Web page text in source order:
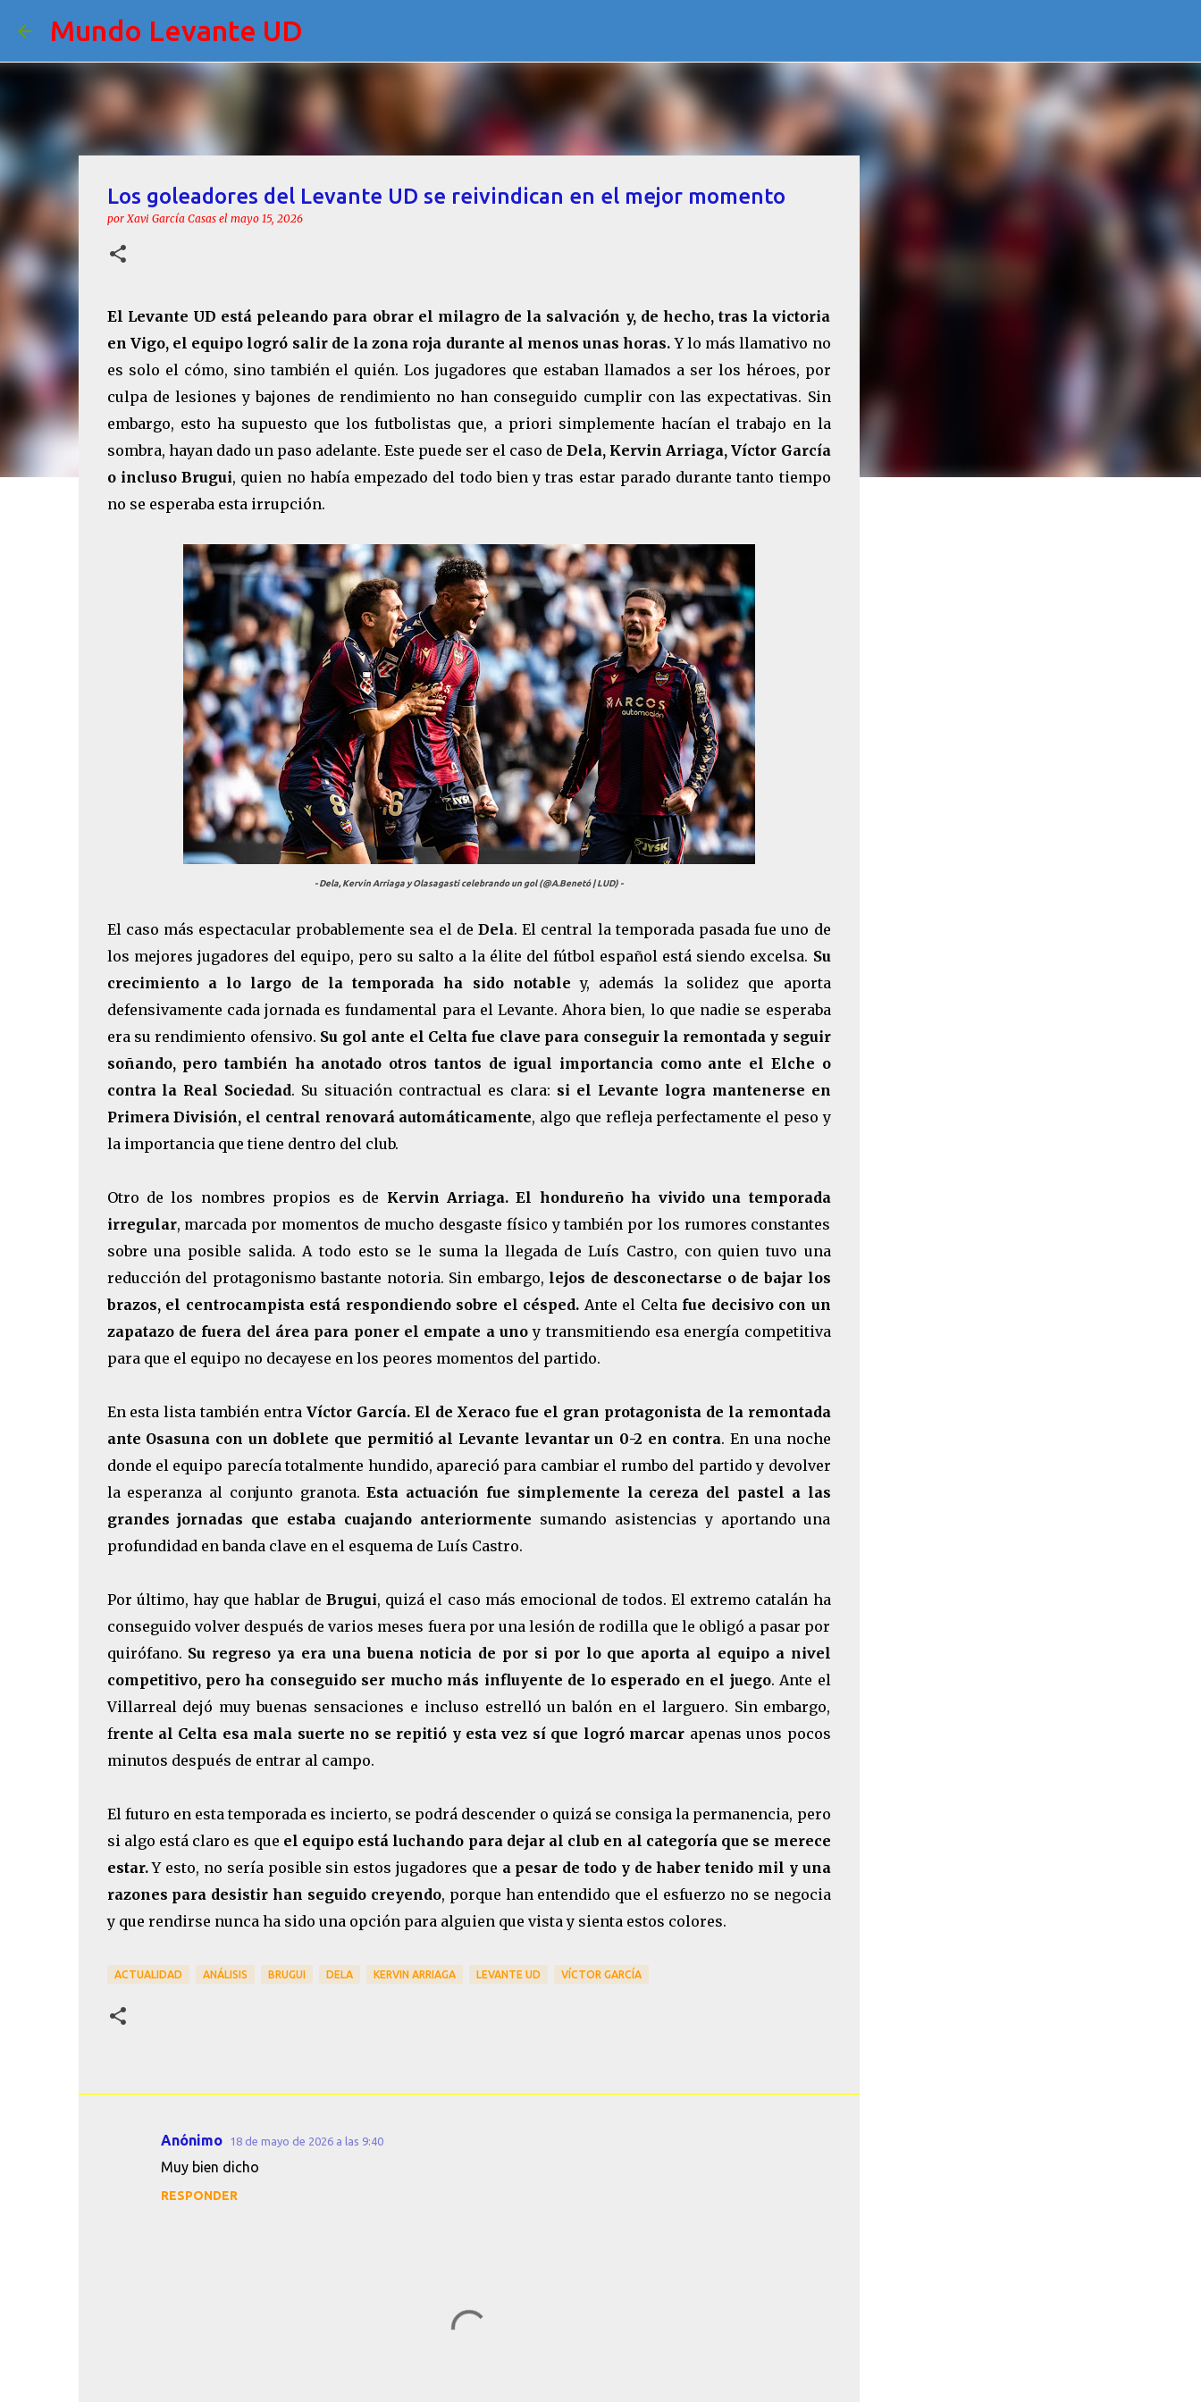
Mundo Levante UD
Los goleadores del Levante UD se reivindican en el mejor momento
porXavi García Casas el mayo 15, 2026
El Levante UD está peleando para obrar el milagro de la salvación y, de hecho, tras la victoria
en Vigo, el equipo logró salir de la zona roja durante al menos unas horas.Y lo más llamativo no
es solo el cómo, sino también el quién. Los jugadores que estaban llamados a ser los héroes, por
culpa de lesiones y bajones de rendimiento no han conseguido cumplir con las expectativas. Sin
embargo, esto ha supuesto que los futbolistas que, a priori simplemente hacían el trabajo en la
sombra, hayan dado un paso adelante. Este puede ser el caso de Dela, Kervin Arriaga, Víctor García
o incluso Brugui, quien no había empezado del todo bien y tras estar parado durante tanto tiempo
no se esperaba esta irrupción.
- Dela, Kervin Arriaga y Olasagasti celebrando un gol (@A.Benetó | LUD) -
El caso más espectacular probablemente sea el de Dela. El central la temporada pasada fue uno de
los mejores jugadores del equipo, pero su salto a la élite del fútbol español está siendo excelsa. Su
crecimiento a lo largo de la temporada ha sido notable y, además la solidez que aporta
defensivamente cada jornada es fundamental para el Levante. Ahora bien, lo que nadie se esperaba
era su rendimiento ofensivo. Su gol ante el Celta fue clave para conseguir la remontada y seguir
soñando, pero también ha anotado otros tantos de igual importancia como ante el Elche o
contra la Real Sociedad. Su situación contractual es clara: si el Levante logra mantenerse en
Primera División, el central renovará automáticamente, algo que refleja perfectamente el peso y
la importancia que tiene dentro del club.
Otro de los nombres propios es de Kervin Arriaga. El hondureño ha vivido una temporada
irregular, marcada por momentos de mucho desgaste físico y también por los rumores constantes
sobre una posible salida. A todo esto se le suma la llegada de Luís Castro, con quien tuvo una
reducción del protagonismo bastante notoria. Sin embargo, lejos de desconectarse o de bajar los
brazos, el centrocampista está respondiendo sobre el césped. Ante el Celta fue decisivo con un
zapatazo de fuera del área para poner el empate a unoy transmitiendo esa energía competitiva
para que el equipo no decayese en los peores momentos del partido.
En esta lista también entra Víctor García. El de Xeraco fue el gran protagonista de la remontada
ante Osasuna con un doblete que permitió al Levante levantar un 0-2 en contra. En una noche
donde el equipo parecía totalmente hundido, apareció para cambiar el rumbo del partido y devolver
la esperanza al conjunto granota.Esta actuación fue simplemente la cereza del pastel a las
grandes jornadas que estaba cuajando anteriormente sumando asistencias y aportando una
profundidad en banda clave en el esquema de Luís Castro.
Por último, hay que hablar deBrugui, quizá el caso más emocional de todos. El extremo catalán ha
conseguido volver después de varios meses fuera por una lesión de rodilla que le obligó a pasar por
quirófano. Su regreso ya era una buena noticia de por si por lo que aporta al equipo a nivel
competitivo, pero ha conseguido ser mucho más influyente de lo esperado en el juego. Ante el
Villarreal dejó muy buenas sensaciones e incluso estrelló un balón en el larguero. Sin embargo,
frente al Celta esa mala suerte no se repitió y esta vez sí que logró marcar apenas unos pocos
minutos después de entrar al campo.
El futuro en esta temporada es incierto, se podrá descender o quizá se consiga la permanencia, pero
si algo está claro es que el equipo está luchando para dejar al club en al categoría que se merece
estar.Y esto, no sería posible sin estos jugadores que a pesar de todo y de haber tenido mil y una
razones para desistir han seguido creyendo, porque han entendido que el esfuerzo no se negocia
y que rendirse nunca ha sido una opción para alguien que vista y sienta estos colores.
ACTUALIDAD ANÁLISIS BRUGUI DELA KERVIN ARRIAGA LEVANTE UD VÍCTOR GARCÍA
Anónimo 18 de mayo de 2026 a las 9:40
Muy bien dicho
RESPONDER